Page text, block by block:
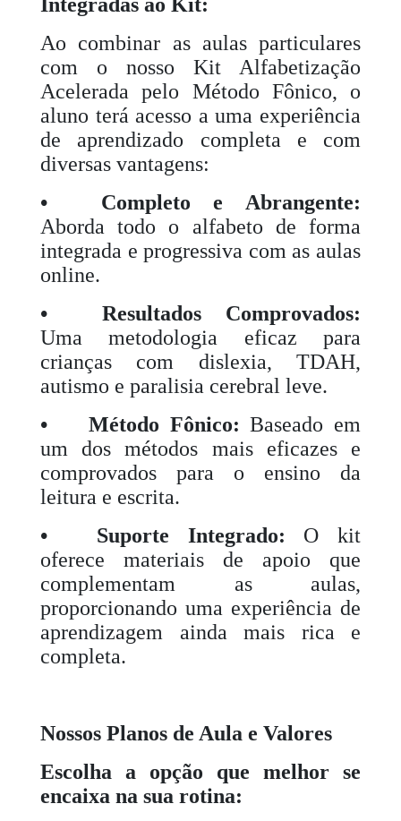
Ao combinar as aulas particulares
com o nosso Kit Alfabetização
Acelerada pelo Método Fônico, o
aluno terá acesso a uma experiência
de aprendizado completa e com
diversas vantagens:
•
Completo e Abrangente:
Aborda todo o alfabeto de forma
integrada e progressiva com as aulas
online.
•
Resultados Comprovados:
Uma metodologia eficaz para
crianças com dislexia, TDAH,
autismo e paralisia cerebral leve.
•
Método Fônico:Baseado em
um dos métodos mais eficazes e
comprovados para o ensino da
leitura e escrita.
•
Suporte Integrado: O kit
oferece materiais de apoio que
complementam as aulas,
proporcionando uma experiência de
aprendizagem ainda mais rica e
completa.
Nossos Planos de Aula e Valores
Escolha a opção que melhor se
encaixa na sua rotina: